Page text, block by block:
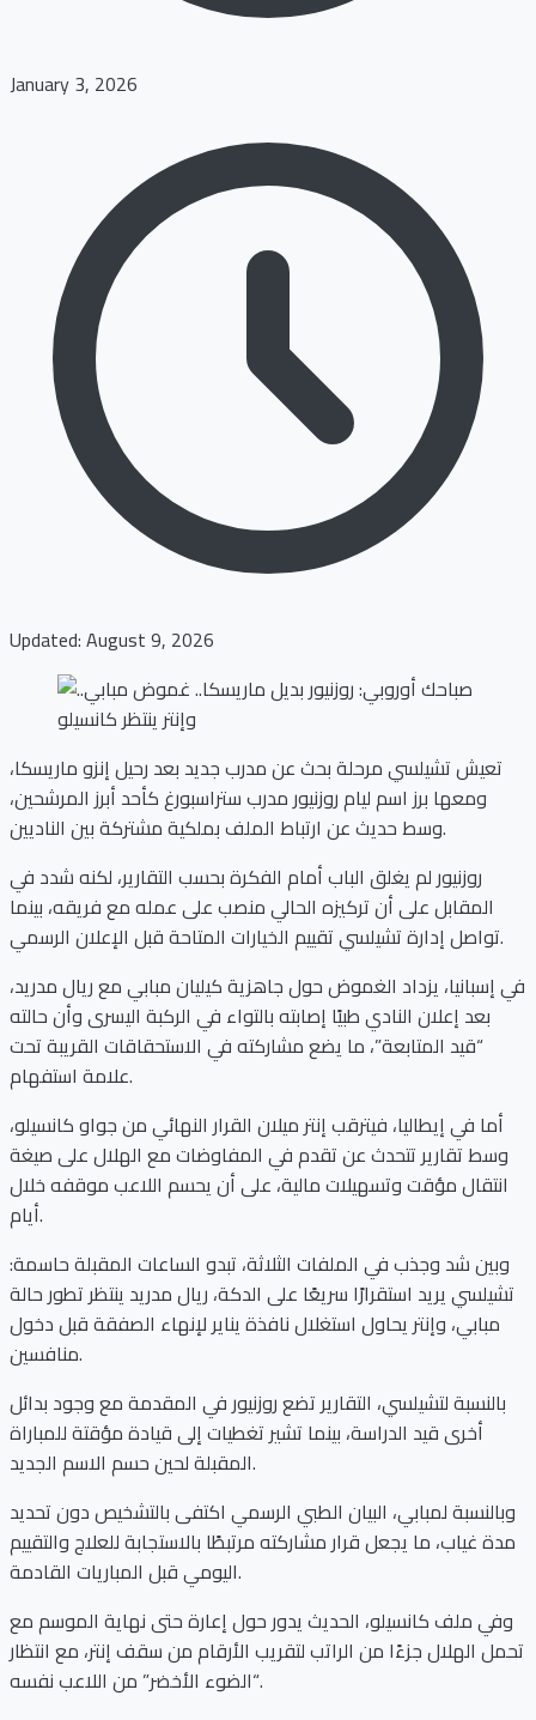
January 3, 2026
Updated: August 9, 2026
تعيش تشيلسي مرحلة بحث عن مدرب جديد بعد رحيل إنزو ماريسكا،
ومعها برز اسم ليام روزنيور مدرب ستراسبورغ كأحد أبرز المرشحين،
وسط حديث عن ارتباط الملف بملكية مشتركة بين الناديين.
روزنيور لم يغلق الباب أمام الفكرة بحسب التقارير، لكنه شدد في
المقابل على أن تركيزه الحالي منصب على عمله مع فريقه، بينما
تواصل إدارة تشيلسي تقييم الخيارات المتاحة قبل الإعلان الرسمي.
في إسبانيا، يزداد الغموض حول جاهزية كيليان مبابي مع ريال مدريد،
بعد إعلان النادي طبيًا إصابته بالتواء في الركبة اليسرى وأن حالته
“قيد المتابعة”، ما يضع مشاركته في الاستحقاقات القريبة تحت
علامة استفهام.
أما في إيطاليا، فيترقب إنتر ميلان القرار النهائي من جواو كانسيلو،
وسط تقارير تتحدث عن تقدم في المفاوضات مع الهلال على صيغة
انتقال مؤقت وتسهيلات مالية، على أن يحسم اللاعب موقفه خلال
أيام.
وبين شد وجذب في الملفات الثلاثة، تبدو الساعات المقبلة حاسمة:
تشيلسي يريد استقرارًا سريعًا على الدكة، ريال مدريد ينتظر تطور حالة
مبابي، وإنتر يحاول استغلال نافذة يناير لإنهاء الصفقة قبل دخول
منافسين.
بالنسبة لتشيلسي، التقارير تضع روزنيور في المقدمة مع وجود بدائل
أخرى قيد الدراسة، بينما تشير تغطيات إلى قيادة مؤقتة للمباراة
المقبلة لحين حسم الاسم الجديد.
وبالنسبة لمبابي، البيان الطبي الرسمي اكتفى بالتشخيص دون تحديد
مدة غياب، ما يجعل قرار مشاركته مرتبطًا بالاستجابة للعلاج والتقييم
اليومي قبل المباريات القادمة.
وفي ملف كانسيلو، الحديث يدور حول إعارة حتى نهاية الموسم مع
تحمل الهلال جزءًا من الراتب لتقريب الأرقام من سقف إنتر، مع انتظار
“الضوء الأخضر” من اللاعب نفسه.